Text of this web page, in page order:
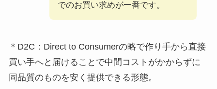
でのお買い求めが一番です。
＊D2C：Direct to Consumerの略で作り手から直接
買い手へと届けることで中間コストがかからずに
同品質のものを安く提供できる形態。